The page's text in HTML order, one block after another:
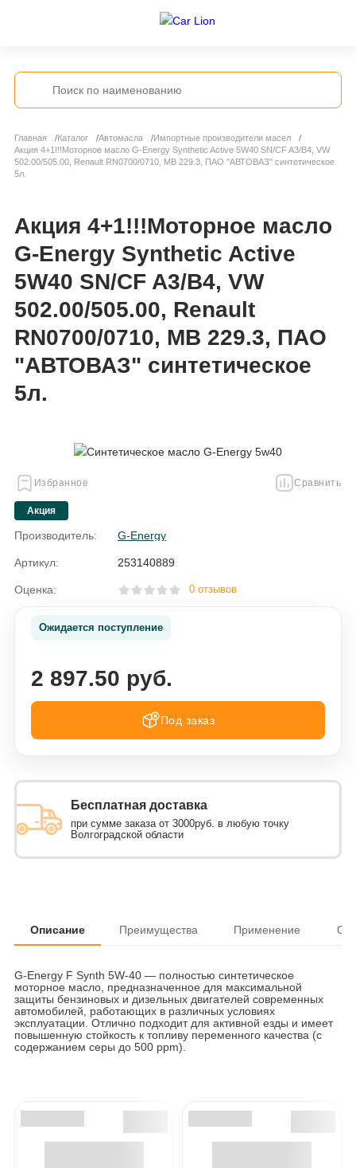
Главная Каталог Автомасла
Импортные производители масел
Акция 4+1!!!Моторное масло G-Energy Synthetic Active 5W40 SN/CF A3/B4, VW
502.00/505.00, Renault RN0700/0710, MB 229.3, ПАО "АВТОВАЗ" синтетическое
5л.
Акция 4+1!!!Моторное масло
G-Energy Synthetic Active
5W40 SN/CF A3/B4, VW
502.00/505.00, Renault
RN0700/0710, MB 229.3, ПАО
"АВТОВАЗ" синтетическое
5л.
Избранное Сравнить
Акция
Производитель: G-Energy
Артикул: 253140889
Оценка: 0 отзывов
Ожидается поступление
2 897.50 руб.
Под заказ
Бесплатная доставка
при сумме заказа от 3000руб. в любую точку
Волгоградской области
Описание Преимущества Применение
G-Energy F Synth 5W-40 — полностью синтетическое
моторное масло, предназначенное для максимальной
защиты бензиновых и дизельных двигателей современных
автомобилей, работающих в различных условиях
эксплуатации. Отлично подходит для активной езды и имеет
повышенную стойкость к топливу переменного качества (с
содержанием серы до 500 ppm).